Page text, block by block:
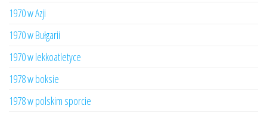
1970 w Azji
1970 w Bułgarii
1970 w lekkoatletyce
1978 w boksie
1978 w polskim sporcie